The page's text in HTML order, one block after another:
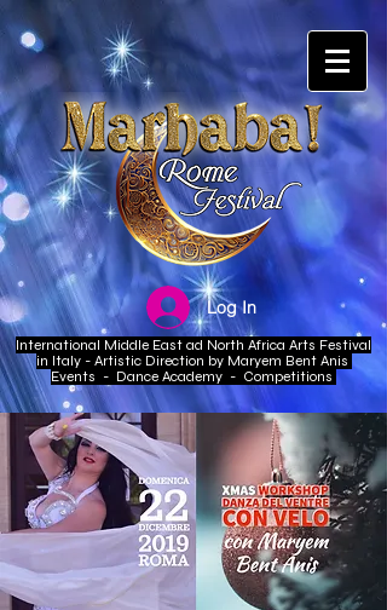
Log In
International Middle East ad North Africa Arts Festival
in Italy - Artistic Direction by Maryem Bent Anis
Events - Dance Academy - Competitions